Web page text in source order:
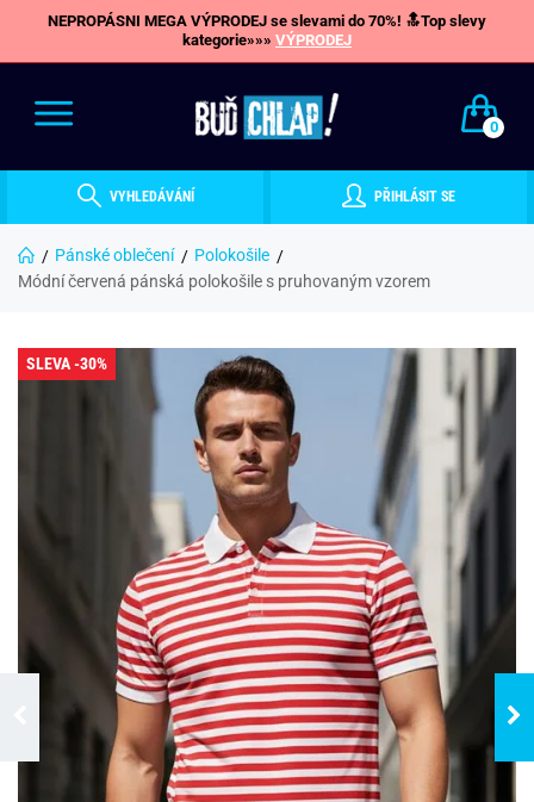
NEPROPÁSNI MEGA VÝPRODEJ se slevami do 70%! 🔝Top slevy
kategorie»»» VÝPRODEJ
0
VYHLEDÁVÁNÍ PŘIHLÁSIT SE
Pánské oblečení
Polokošile
Módní červená pánská polokošile s pruhovaným vzorem
SLEVA -30%